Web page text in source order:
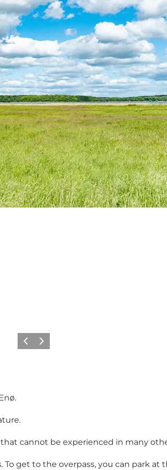
PrécédentSuivant
cannot be experienced in many
get to the overpass, you can park at